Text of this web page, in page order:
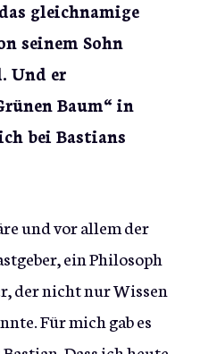
gleichnamige
seinem Sohn
Und er
Baum“ in
bei Bastians
und vor allem der
ein Philosoph
der nicht nur Wissen
Für mich gab es